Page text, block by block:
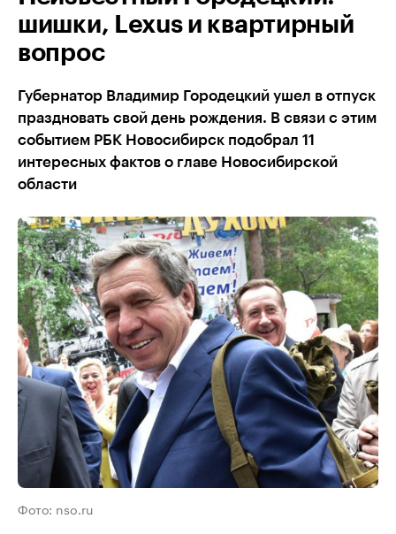
шишки, Lexus и квартирный
вопрос
Губернатор Владимир Городецкий ушел в отпуск
праздновать свой день рождения. В связи с этим
событием РБК Новосибирск подобрал 11
интересных фактов о главе Новосибирской
области
Фото: nso.ru